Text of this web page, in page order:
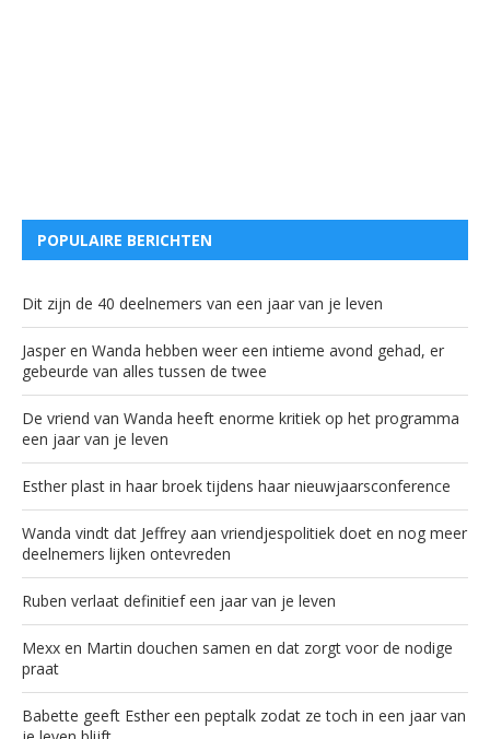
POPULAIRE BERICHTEN
Dit zijn de 40 deelnemers van een jaar van je leven
Jasper en Wanda hebben weer een intieme avond gehad, er
gebeurde van alles tussen de twee
De vriend van Wanda heeft enorme kritiek op het programma
een jaar van je leven
Esther plast in haar broek tijdens haar nieuwjaarsconference
Wanda vindt dat Jeffrey aan vriendjespolitiek doet en nog meer
deelnemers lijken ontevreden
Ruben verlaat definitief een jaar van je leven
Mexx en Martin douchen samen en dat zorgt voor de nodige
praat
Babette geeft Esther een peptalk zodat ze toch in een jaar van